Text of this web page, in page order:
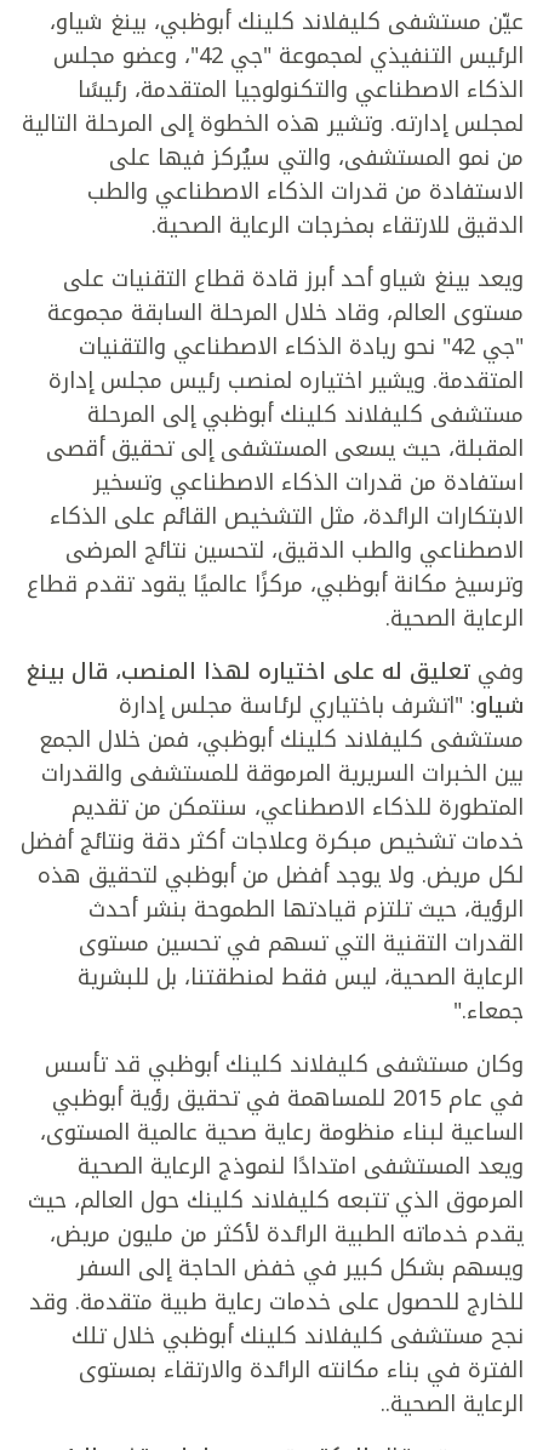
عيّن مستشفى كليفلاند كلينك أبوظبي، بينغ شياو،
الرئيس التنفيذي لمجموعة "جي 42"، وعضو مجلس
الذكاء الاصطناعي والتكنولوجيا المتقدمة، رئيسًا
لمجلس إدارته. وتشير هذه الخطوة إلى المرحلة التالية
من نمو المستشفى، والتي سيُركز فيها على
الاستفادة من قدرات الذكاء الاصطناعي والطب
الدقيق للارتقاء بمخرجات الرعاية الصحية.
ويعد بينغ شياو أحد أبرز قادة قطاع التقنيات على
مستوى العالم، وقاد خلال المرحلة السابقة مجموعة
"جي 42" نحو ريادة الذكاء الاصطناعي والتقنيات
المتقدمة. ويشير اختياره لمنصب رئيس مجلس إدارة
مستشفى كليفلاند كلينك أبوظبي إلى المرحلة
المقبلة، حيث يسعى المستشفى إلى تحقيق أقصى
استفادة من قدرات الذكاء الاصطناعي وتسخير
الابتكارات الرائدة، مثل التشخيص القائم على الذكاء
الاصطناعي والطب الدقيق، لتحسين نتائج المرضى
وترسيخ مكانة أبوظبي، مركزًا عالميًا يقود تقدم قطاع
الرعاية الصحية.
وفي تعليق له على اختياره لهذا المنصب، قال بينغ
شياو: "اتشرف باختياري لرئاسة مجلس إدارة
مستشفى كليفلاند كلينك أبوظبي، فمن خلال الجمع
بين الخبرات السريرية المرموقة للمستشفى والقدرات
المتطورة للذكاء الاصطناعي، سنتمكن من تقديم
خدمات تشخيص مبكرة وعلاجات أكثر دقة ونتائج أفضل
لكل مريض. ولا يوجد أفضل من أبوظبي لتحقيق هذه
الرؤية، حيث تلتزم قيادتها الطموحة بنشر أحدث
القدرات التقنية التي تسهم في تحسين مستوى
الرعاية الصحية، ليس فقط لمنطقتنا، بل للبشرية
جمعاء."
وكان مستشفى كليفلاند كلينك أبوظبي قد تأسس
في عام 2015 للمساهمة في تحقيق رؤية أبوظبي
الساعية لبناء منظومة رعاية صحية عالمية المستوى،
ويعد المستشفى امتدادًا لنموذج الرعاية الصحية
المرموق الذي تتبعه كليفلاند كلينك حول العالم، حيث
يقدم خدماته الطبية الرائدة لأكثر من مليون مريض،
ويسهم بشكل كبير في خفض الحاجة إلى السفر
للخارج للحصول على خدمات رعاية طبية متقدمة. وقد
نجح مستشفى كليفلاند كلينك أبوظبي خلال تلك
الفترة في بناء مكانته الرائدة والارتقاء بمستوى
الرعاية الصحية..